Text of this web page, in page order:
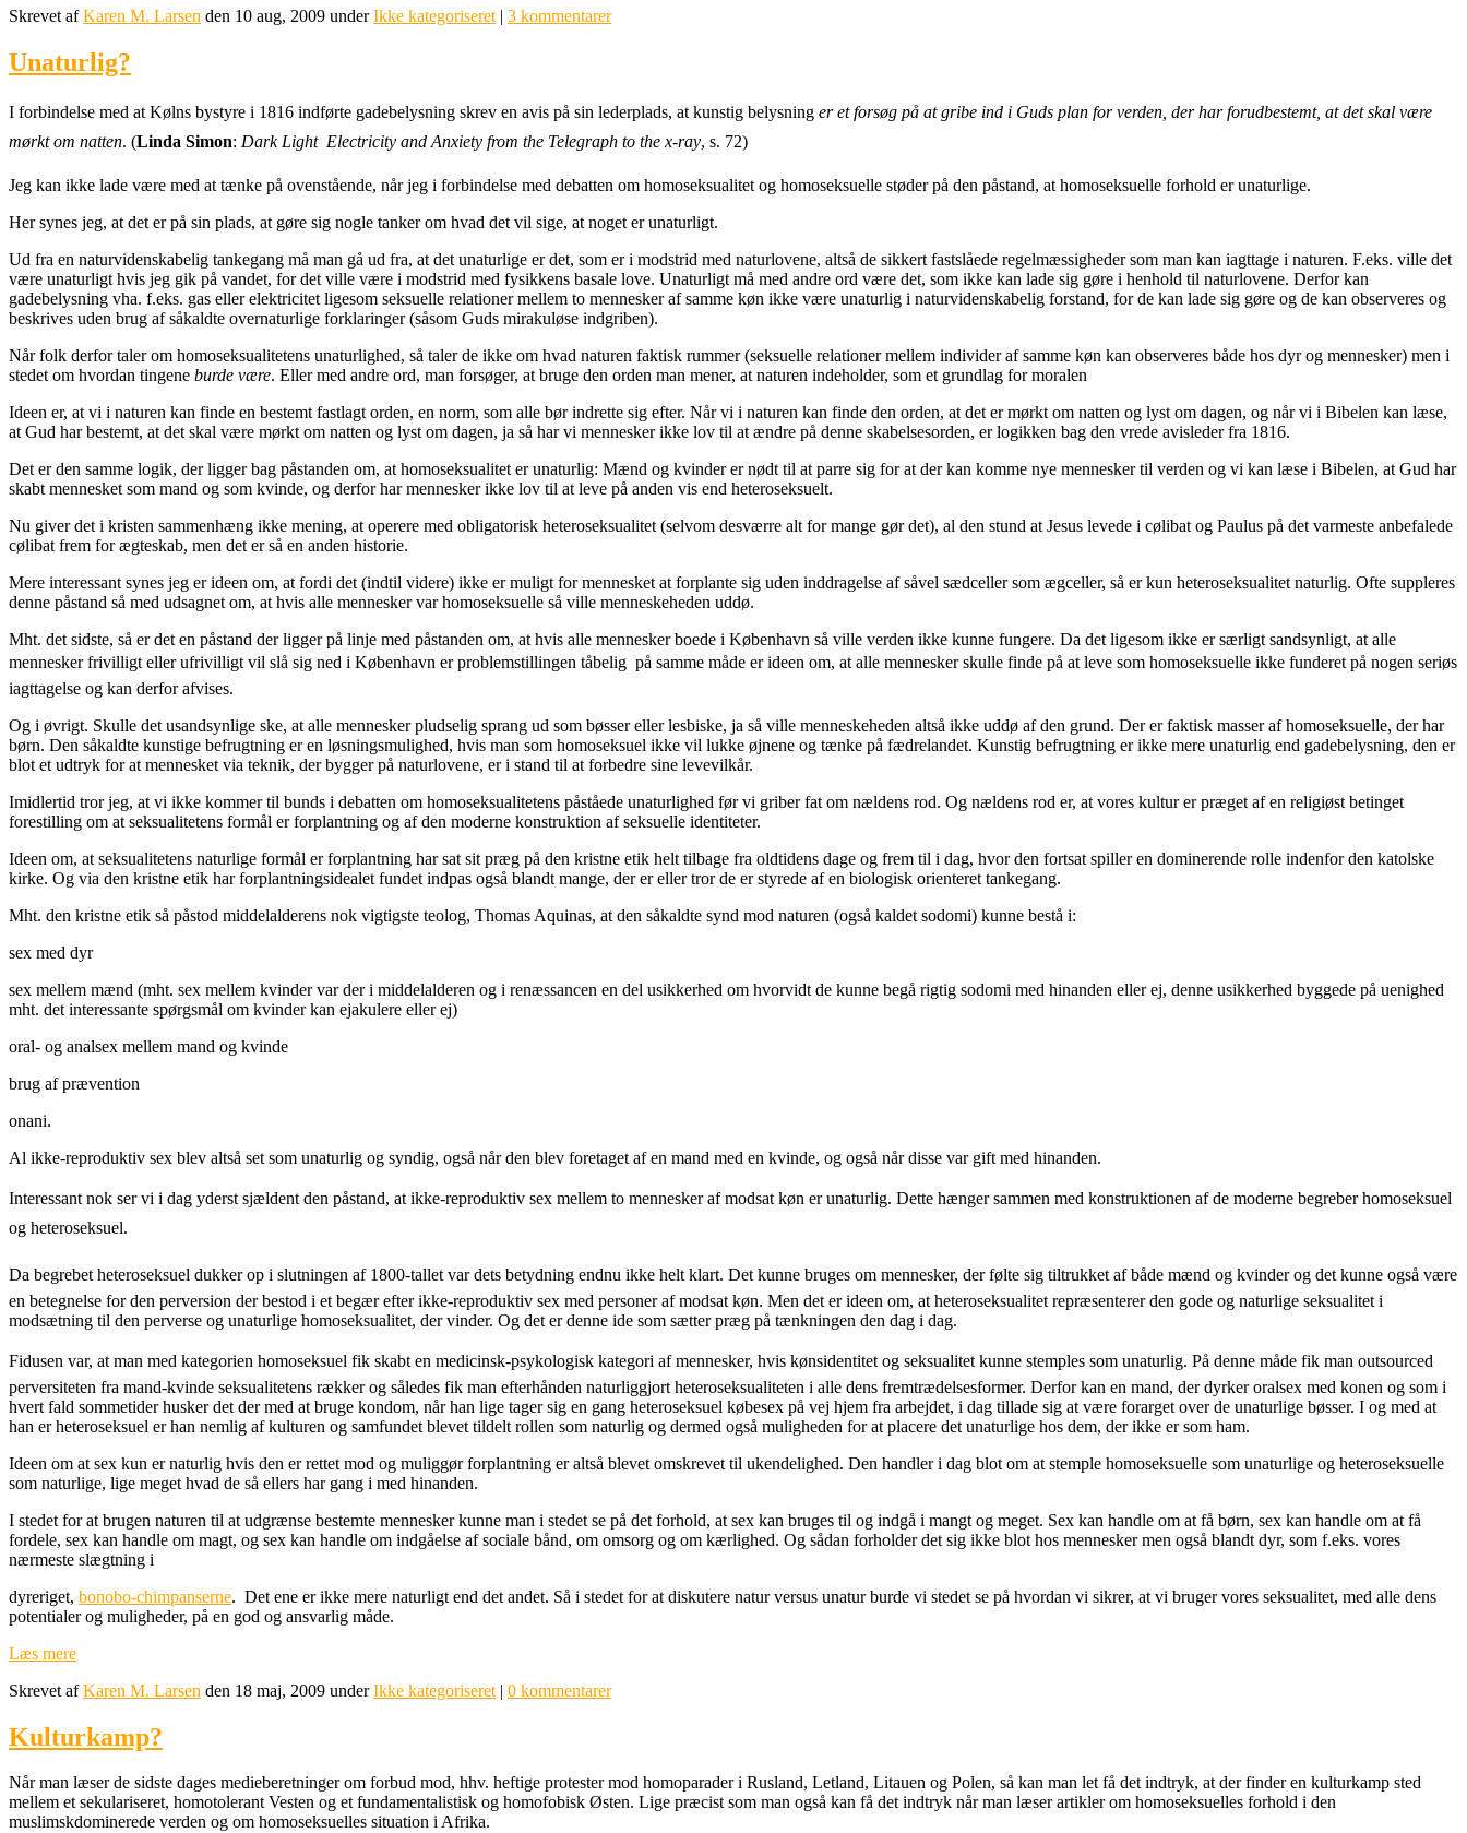
Skrevet afKaren M. Larsen den 10 aug, 2009 underIkke kategoriseret | 3 kommentarer
Unaturlig?
I forbindelse med at Kølns bystyre i 1816 indførte gadebelysning skrev en avis på sin lederplads, at kunstig belysning  er et forsøg på at gribe ind i Guds plan for verden, der har forudbestemt, at det skal være
mørkt om natten. (Linda Simon: Dark Light  Electricity and Anxiety from the Telegraph to the x-ray, s. 72)
Jeg kan ikke lade være med at tænke på ovenstående, når jeg i forbindelse med debatten om homoseksualitet og homoseksuelle støder på den påstand, at homoseksuelle forhold er unaturlige.
Her synes jeg, at det er på sin plads, at gøre sig nogle tanker om hvad det vil sige, at noget er unaturligt.
Ud fra en naturvidenskabelig tankegang må man gå ud fra, at det unaturlige er det, som er i modstrid med naturlovene, altså de sikkert fastslåede regelmæssigheder som man kan iagttage i naturen. F.eks. ville det
være unaturligt hvis jeg gik på vandet, for det ville være i modstrid med fysikkens basale love. Unaturligt må med andre ord være det, som ikke kan lade sig gøre i henhold til naturlovene. Derfor kan
gadebelysning vha. f.eks. gas eller elektricitet ligesom seksuelle relationer mellem to mennesker af samme køn ikke være unaturlig i naturvidenskabelig forstand, for de kan lade sig gøre og de kan observeres og
beskrives uden brug af såkaldte overnaturlige forklaringer (såsom Guds mirakuløse indgriben).
Når folk derfor taler om homoseksualitetens unaturlighed, så taler de ikke om hvad naturen faktisk rummer (seksuelle relationer mellem individer af samme køn kan observeres både hos dyr og mennesker) men i
stedet om hvordan tingene burde være. Eller med andre ord, man forsøger, at bruge den orden man mener, at naturen indeholder, som et grundlag for moralen
Ideen er, at vi i naturen kan finde en bestemt fastlagt orden, en norm, som alle bør indrette sig efter. Når vi i naturen kan finde den orden, at det er mørkt om natten og lyst om dagen, og når vi i Bibelen kan læse,
at Gud har bestemt, at det skal være mørkt om natten og lyst om dagen, ja så har vi mennesker ikke lov til at ændre på denne skabelsesorden, er logikken bag den vrede avisleder fra 1816.
Det er den samme logik, der ligger bag påstanden om, at homoseksualitet er unaturlig: Mænd og kvinder er nødt til at parre sig for at der kan komme nye mennesker til verden og vi kan læse i Bibelen, at Gud har
skabt mennesket som mand og som kvinde, og derfor har mennesker ikke lov til at leve på anden vis end heteroseksuelt.
Nu giver det i kristen sammenhæng ikke mening, at operere med obligatorisk heteroseksualitet (selvom desværre alt for mange gør det), al den stund at Jesus levede i cølibat og Paulus på det varmeste anbefalede
cølibat frem for ægteskab, men det er så en anden historie.
Mere interessant synes jeg er ideen om, at fordi det (indtil videre) ikke er muligt for mennesket at forplante sig uden inddragelse af såvel sædceller som ægceller, så er kun heteroseksualitet naturlig. Ofte suppleres
denne påstand så med udsagnet om, at hvis alle mennesker var homoseksuelle så ville menneskeheden uddø.
Mht. det sidste, så er det en påstand der ligger på linje med påstanden om, at hvis alle mennesker boede i København så ville verden ikke kunne fungere. Da det ligesom ikke er særligt sandsynligt, at alle
mennesker frivilligt eller ufrivilligt vil slå sig ned i København er problemstillingen tåbelig  på samme måde er ideen om, at alle mennesker skulle finde på at leve som homoseksuelle ikke funderet på nogen seriøs
iagttagelse og kan derfor afvises.
Og i øvrigt. Skulle det usandsynlige ske, at alle mennesker pludselig sprang ud som bøsser eller lesbiske, ja så ville menneskeheden altså ikke uddø af den grund. Der er faktisk masser af homoseksuelle, der har
børn. Den såkaldte kunstige befrugtning er en løsningsmulighed, hvis man som homoseksuel ikke vil lukke øjnene og tænke på fædrelandet. Kunstig befrugtning er ikke mere unaturlig end gadebelysning, den er
blot et udtryk for at mennesket via teknik, der bygger på naturlovene, er i stand til at forbedre sine levevilkår.
Imidlertid tror jeg, at vi ikke kommer til bunds i debatten om homoseksualitetens påståede unaturlighed før vi griber fat om nældens rod. Og nældens rod er, at vores kultur er præget af en religiøst betinget
forestilling om at seksualitetens formål er forplantning og af den moderne konstruktion af seksuelle identiteter.
Ideen om, at seksualitetens naturlige formål er forplantning har sat sit præg på den kristne etik helt tilbage fra oldtidens dage og frem til i dag, hvor den fortsat spiller en dominerende rolle indenfor den katolske
kirke. Og via den kristne etik har forplantningsidealet fundet indpas også blandt mange, der er eller tror de er styrede af en biologisk orienteret tankegang.
Mht. den kristne etik så påstod middelalderens nok vigtigste teolog, Thomas Aquinas, at den såkaldte synd mod naturen (også kaldet sodomi) kunne bestå i:
sex med dyr
sex mellem mænd (mht. sex mellem kvinder var der i middelalderen og i renæssancen en del usikkerhed om hvorvidt de kunne begå rigtig sodomi med hinanden eller ej, denne usikkerhed byggede på uenighed
mht. det interessante spørgsmål om kvinder kan ejakulere eller ej)
oral- og analsex mellem mand og kvinde
brug af prævention
onani.
Al ikke-reproduktiv sex blev altså set som unaturlig og syndig, også når den blev foretaget af en mand med en kvinde, og også når disse var gift med hinanden.
Interessant nok ser vi i dag yderst sjældent den påstand, at ikke-reproduktiv sex mellem to mennesker af modsat køn er unaturlig. Dette hænger sammen med konstruktionen af de moderne begreber homoseksuel
og heteroseksuel.
Da begrebet heteroseksuel dukker op i slutningen af 1800-tallet var dets betydning endnu ikke helt klart. Det kunne bruges om mennesker, der følte sig tiltrukket af både mænd og kvinder og det kunne også være
en betegnelse for den perversion der bestod i et begær efter ikke-reproduktiv sex med personer af modsat køn. Men det er ideen om, at heteroseksualitet repræsenterer den gode og naturlige seksualitet i
modsætning til den perverse og unaturlige homoseksualitet, der vinder. Og det er denne ide som sætter præg på tænkningen den dag i dag.
Fidusen var, at man med kategorien homoseksuel fik skabt en medicinsk-psykologisk kategori af mennesker, hvis kønsidentitet og seksualitet kunne stemples som unaturlig. På denne måde fik man outsourced
perversiteten fra mand-kvinde seksualitetens rækker og således fik man efterhånden naturliggjort heteroseksualiteten i alle dens fremtrædelsesformer. Derfor kan en mand, der dyrker oralsex med konen og som i
hvert fald sommetider husker det der med at bruge kondom, når han lige tager sig en gang heteroseksuel købesex på vej hjem fra arbejdet, i dag tillade sig at være forarget over de unaturlige bøsser. I og med at
han er heteroseksuel er han nemlig af kulturen og samfundet blevet tildelt rollen som naturlig og dermed også muligheden for at placere det unaturlige hos dem, der ikke er som ham.
Ideen om at sex kun er naturlig hvis den er rettet mod og muliggør forplantning er altså blevet omskrevet til ukendelighed. Den handler i dag blot om at stemple homoseksuelle som unaturlige og heteroseksuelle
som naturlige, lige meget hvad de så ellers har gang i med hinanden.
I stedet for at brugen naturen til at udgrænse bestemte mennesker kunne man i stedet se på det forhold, at sex kan bruges til og indgå i mangt og meget. Sex kan handle om at få børn, sex kan handle om at få
fordele, sex kan handle om magt, og sex kan handle om indgåelse af sociale bånd, om omsorg og om kærlighed. Og sådan forholder det sig ikke blot hos mennesker men også blandt dyr, som f.eks. vores
nærmeste slægtning i
dyreriget, bonobo-chimpanserne. Det ene er ikke mere naturligt end det andet. Så i stedet for at diskutere natur versus unatur burde vi stedet se på hvordan vi sikrer, at vi bruger vores seksualitet, med alle dens
potentialer og muligheder, på en god og ansvarlig måde.
Læs mere
Skrevet afKaren M. Larsen den 18 maj, 2009 underIkke kategoriseret | 0 kommentarer
Kulturkamp?
Når man læser de sidste dages medieberetninger om forbud mod, hhv. heftige protester mod homoparader i Rusland, Letland, Litauen og Polen, så kan man let få det indtryk, at der finder en kulturkamp sted
mellem et sekulariseret, homotolerant Vesten og et fundamentalistisk og homofobisk Østen. Lige præcist som man også kan få det indtryk når man læser artikler om homoseksuelles forhold i den
muslimskdominerede verden og om homoseksuelles situation i Afrika.